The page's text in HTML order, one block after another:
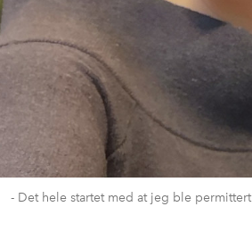
- Det hele startet med at jeg ble